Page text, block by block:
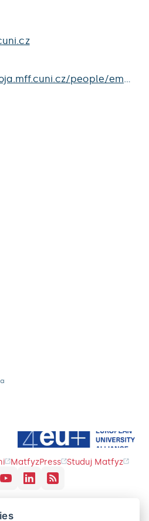
people/emil-
MatfyzPress Studuj Matfyz